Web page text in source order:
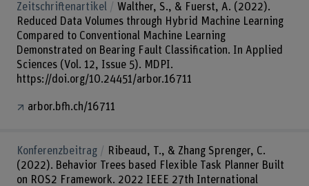
Zeitschriftenartikel
Walther, S., & Fuerst, A. (2022).
Reduced Data Volumes through Hybrid Machine Learning
Compared to Conventional Machine Learning
Demonstrated on Bearing Fault Classification. In Applied
Sciences (Vol. 12, Issue 5). MDPI.
https://doi.org/10.24451/arbor.16711
arbor.bfh.ch/16711
Konferenzbeitrag
Ribeaud, T., & Zhang Sprenger, C.
(2022). Behavior Trees based Flexible Task Planner Built
on ROS2 Framework. 2022 IEEE 27th International